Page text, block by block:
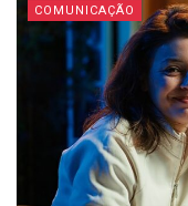
COMUNICAÇÃO